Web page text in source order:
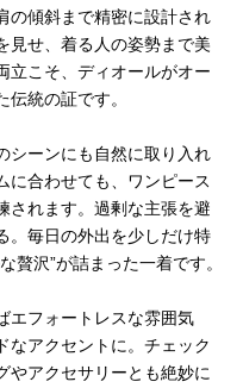
の傾斜まで精密に設計され
見せ、着る人の姿勢まで美
立こそ、ディオールがオー
伝統の証です。
シーンにも自然に取り入れ
に合わせても、ワンピース
されます。過剰な主張を避
。毎日の外出を少しだけ特
贅沢”が詰まった一着です。
エフォートレスな雰囲気
なアクセントに。チェック
やアクセサリーとも絶妙に